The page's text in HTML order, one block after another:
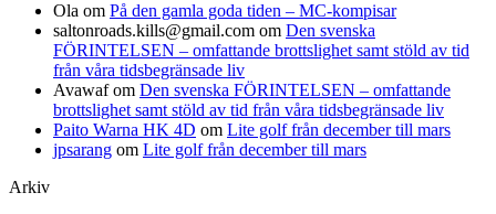
Ola om På den gamla goda tiden – MC-kompisar
saltonroads.kills@gmail.com om Den svenska
FÖRINTELSEN – omfattande brottslighet samt stöld av tid
från våra tidsbegränsade liv
Avawafom Den svenska FÖRINTELSEN – omfattande
brottslighet samt stöld av tid från våra tidsbegränsade liv
Paito Warna HK 4D om Lite golf från december till mars
jpsarang om Lite golf från december till mars
Arkiv